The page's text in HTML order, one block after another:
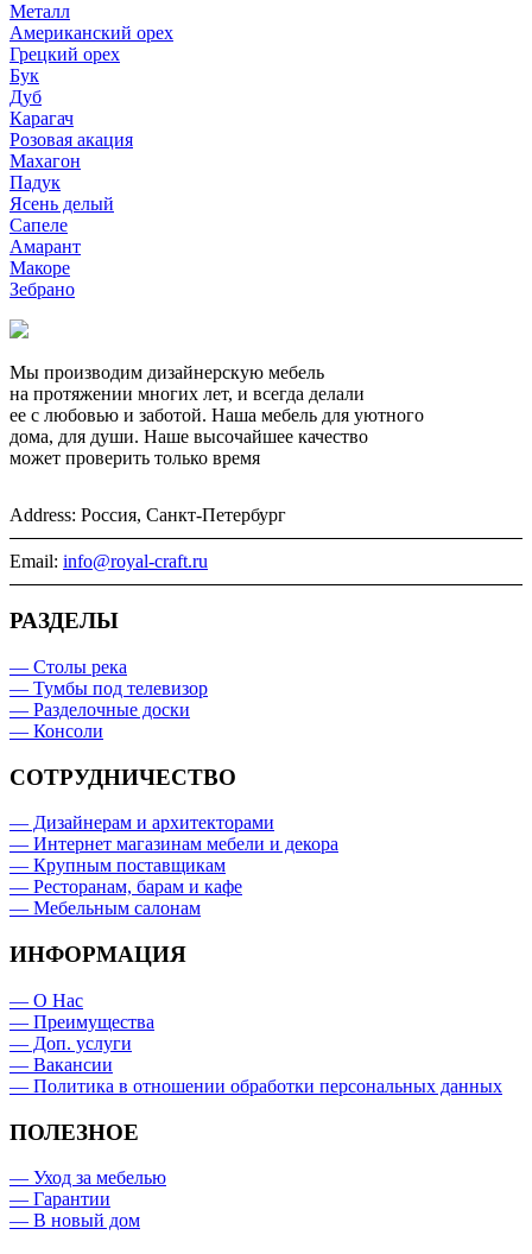
Металл
Американский орех
Грецкий орех
Бук
Дуб
Карагач
Розовая акация
Махагон
Падук
Ясень делый
Сапеле
Амарант
Макоре
Зебрано
Мы производим дизайнерскую мебель
на протяжении многих лет, и всегда делали
ее с любовью и заботой. Наша мебель для уютного
дома, для души. Наше высочайшее качество
может проверить только время
Address: Россия, Санкт-Петербург
Email: info@royal-craft.ru
РАЗДЕЛЫ
— Столы река
— Тумбы под телевизор
— Разделочные доски
— Консоли
СОТРУДНИЧЕСТВО
— Дизайнерам и архитекторами
— Интернет магазинам мебели и декора
— Крупным поставщикам
— Ресторанам, барам и кафе
— Мебельным салонам
ИНФОРМАЦИЯ
— О Нас
— Преимущества
— Доп. услуги
— Вакансии
— Политика в отношении обработки персональных данных
ПОЛЕЗНОЕ
— Уход за мебелью
— Гарантии
— В новый дом